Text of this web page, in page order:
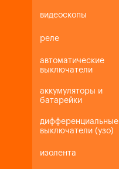
видеоскопы
реле
автоматические
выключатели
аккумуляторы и
батарейки
дифференциальные
выключатели (узо)
изолента